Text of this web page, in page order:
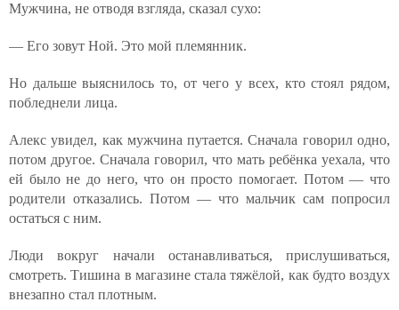
Мужчина, не отводя взгляда, сказал сухо:
— Его зовут Ной. Это мой племянник.
Но дальше выяснилось то, от чего у всех, кто стоял рядом,
побледнели лица.
Алекс увидел, как мужчина путается. Сначала говорил одно,
потом другое. Сначала говорил, что мать ребёнка уехала, что
ей было не до него, что он просто помогает. Потом — что
родители отказались. Потом — что мальчик сам попросил
остаться с ним.
Люди вокруг начали останавливаться, прислушиваться,
смотреть. Тишина в магазине стала тяжёлой, как будто воздух
внезапно стал плотным.